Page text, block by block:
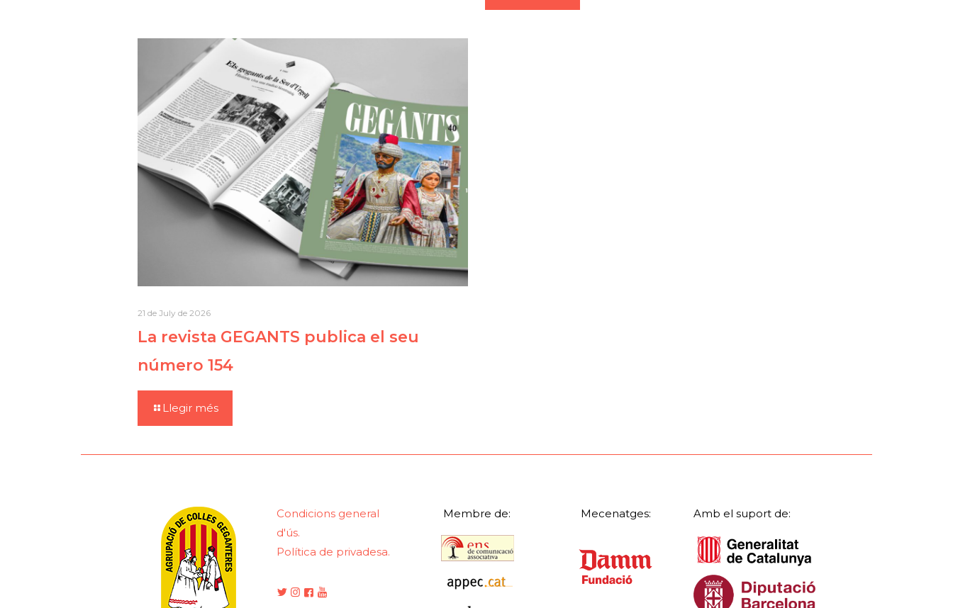
21 de July de 2026
La revista GEGANTS publica el seu
número 154
Llegir més
Condicions general
d'ús.
Política de privadesa.
Membre de: Mecenatges: Amb el suport de: